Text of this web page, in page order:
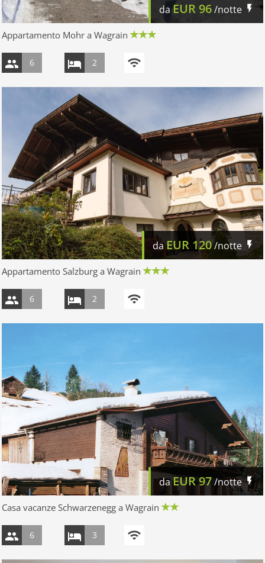
daEUR96/notte
Appartamento Mohr a Wagrain
6 2
daEUR 120/notte
Appartamento Salzburg a Wagrain
6 2
daEUR97/notte
Casa vacanze Schwarzenegg a Wagrain
6 3